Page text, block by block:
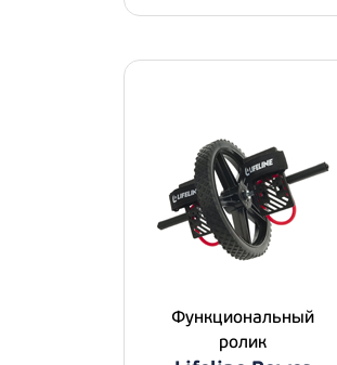
Функциональный
ролик